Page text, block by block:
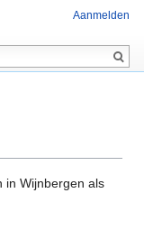
in Wijnbergen als
Aanmelden